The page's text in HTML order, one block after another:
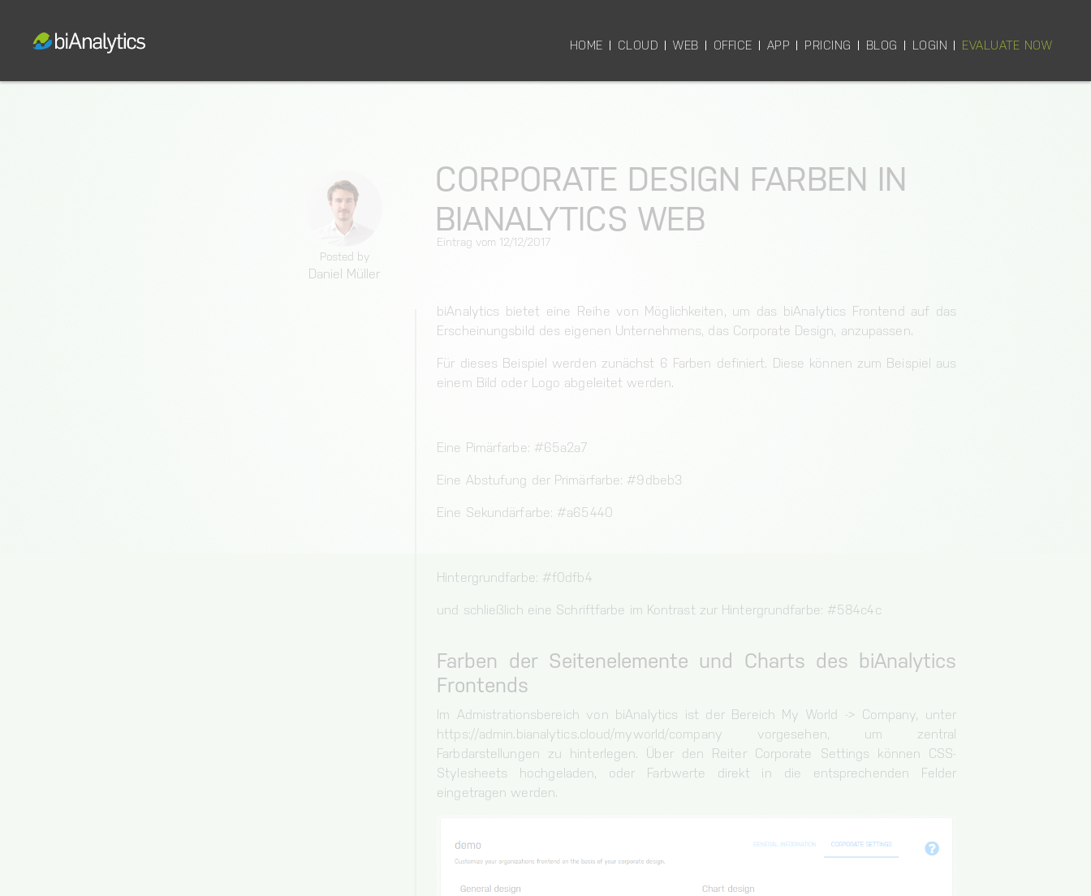
HOME CLOUD WEB OFFICE APP PRICING BLOG LOGIN EVALUATE NOW
Posted by
Daniel Müller
CORPORATE DESIGN FARBEN IN
BIANALYTICS WEB
Eintrag vom 12/12/2017
biAnalytics bietet eine Reihe von Möglichkeiten, um das biAnalytics Frontend auf das
Erscheinungsbild des eigenen Unternehmens, das Corporate Design, anzupassen.
Für dieses Beispiel werden zunächst 6 Farben definiert. Diese können zum Beispiel aus
einem Bild oder Logo abgeleitet werden.
Eine Pimärfarbe: #65a2a7
Eine Abstufung der Primärfarbe: #9dbeb3
Eine Sekundärfarbe: #a65440
Hintergrundfarbe: #f0dfb4
und schließlich eine Schriftfarbe im Kontrast zur Hintergrundfarbe: #584c4c
Farben der Seitenelemente und Charts des biAnalytics
Frontends
Im Admistrationsbereich von biAnalytics ist der Bereich My World -> Company, unter
https://admin.bianalytics.cloud/myworld/company vorgesehen, um zentral
Farbdarstellungen zu hinterlegen. Über den Reiter Corporate Settings können CSS-
Stylesheets hochgeladen, oder Farbwerte direkt in die entsprechenden Felder
eingetragen werden.